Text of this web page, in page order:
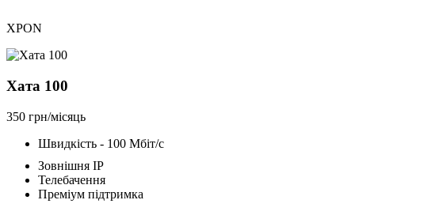
XPON
Хата 100
350 грн/місяць
Швидкість - 100 Мбіт/с
Зовнішня ІР
Телебачення
Преміум підтримка